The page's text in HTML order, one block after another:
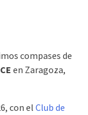
compases de
en Zaragoza,
con elClub de